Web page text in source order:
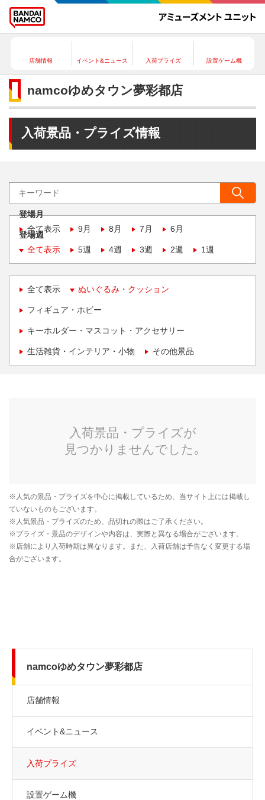
店舗情報 イベント&ニュース 入荷プライズ 設置ゲーム機
namcoゆめタウン夢彩都店
入荷景品・プライズ情報
登場月
全て表示
9月 8月 7月 6月
登場週
全て表示
5週 4週 3週 2週 1週
全て表示 ぬいぐるみ・クッション
フィギュア・ホビー
キーホルダー・マスコット・アクセサリー
生活雑貨・インテリア・小物 その他景品
namcoゆめタウン夢彩都店
店舗情報
イベント&ニュース
入荷プライズ
設置ゲーム機